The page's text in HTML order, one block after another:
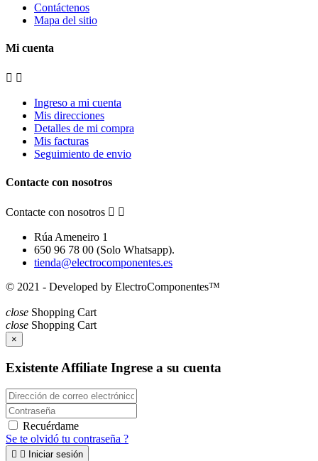
Contáctenos
Mapa del sitio
Mi cuenta
 
Ingreso a mi cuenta
Mis direcciones
Detalles de mi compra
Mis facturas
Seguimiento de envio
Contacte con nosotros
Contacte con nosotros  
Rúa Ameneiro 1
650 96 78 00 (Solo Whatsapp).
tienda@electrocomponentes.es
© 2021 - Developed by ElectroComponentes™
close Shopping Cart
close Shopping Cart
×
Existente Affiliate Ingrese a su cuenta
Recuérdame
Se te olvidó tu contraseña ?
  Iniciar sesión